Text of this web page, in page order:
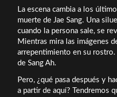
La escena cambia a los
muerte de Jae Sang. Una
cuando la persona sale, se
Mientras mira las imágenes
arrepentimiento en su
de Sang Ah.
Pero, ¿qué pasa después y
a partir de aquí? Tendremos